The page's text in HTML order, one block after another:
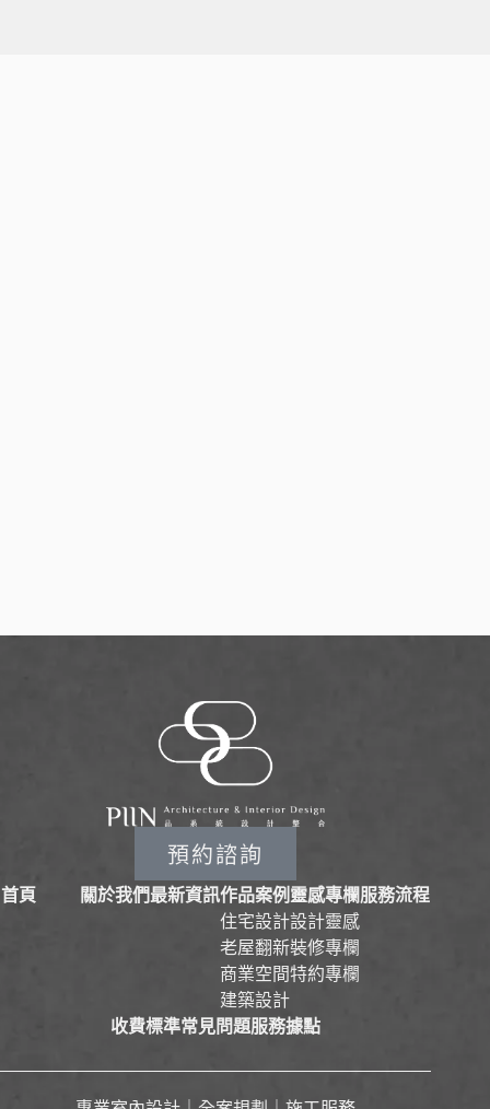
預約諮詢
首頁 關於我們最新資訊作品案例
住宅設計
老屋翻新
商業空間
建築設計
靈感專欄
設計靈感
裝修專欄
特約專欄
服務流程
收費標準常見問題服務據點